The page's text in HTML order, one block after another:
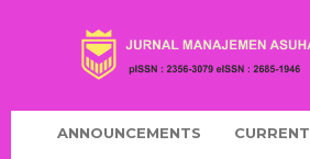
ANNOUNCEMENTS CURRENT